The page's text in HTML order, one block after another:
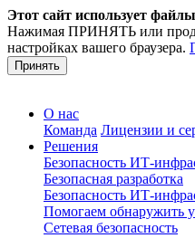
Этот сайт использует
Нажимая ПРИНЯТЬ или
настройках вашего браузера.
Принять
О нас
Команда Лицензии и
Решения
Безопасность ИТ-
Безопасная разработка
Безопасность ИТ-
Помогаем обнаружить
Сетевая безопасность